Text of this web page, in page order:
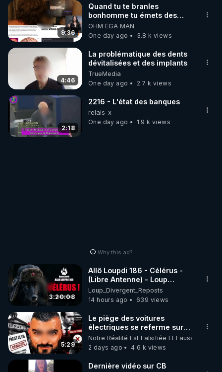
9:36
Quand tu te branles
bonhomme tu émets des
ondes ils ont juste omis de
t'expliquer
OHM ÉGA MAN
One day ago
3.8 k views
4:46
La problématique des dents
dévitalisées et des implants
TrueMedia
One day ago
2.7 k views
2:18
2216 - L'état des banques
relais-x
One day ago
1.9 k views
Why this ad?
3:20:08
Allô Loupdi 186 - Célérus -
(Libre Antenne) - Loup
Divergent 2026.08.06
Loup_Divergent_Reposts
14 hours ago
639 views
5:29
Le piège des voitures
électriques se referme sur
les usagers !
Notre Réalité Est Falsifiée Et Fausse
2 days ago
4.6 k views
Dernière vidéo sur CB